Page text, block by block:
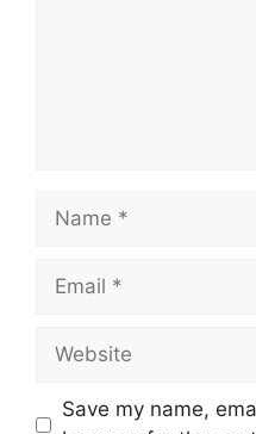
Name
Email
Website
Save my name,